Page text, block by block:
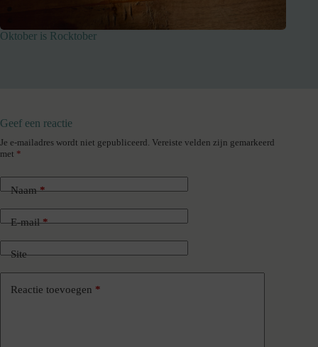
Oktober is Rocktober
Geef een reactie
Je e-mailadres wordt niet gepubliceerd. Vereiste velden zijn gemarkeerd
met *
Naam*
E-mail*
Site
Reactie toevoegen *